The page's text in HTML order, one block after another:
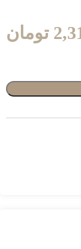
تومان